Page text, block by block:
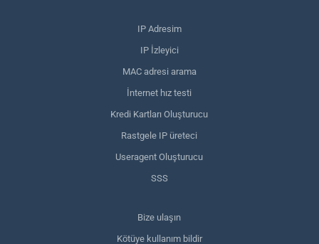
IP Adresim
IP İzleyici
MAC adresi arama
İnternet hız testi
Kredi Kartları Oluşturucu
Rastgele IP üreteci
Useragent Oluşturucu
SSS
Bize ulaşın
Kötüye kullanım bildir